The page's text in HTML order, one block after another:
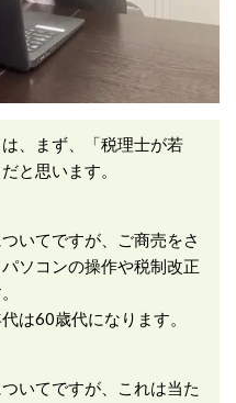
、まず、「税理士が若
と思います。
いてですが、ご商売をさ
ソコンの操作や税制改正
は60歳代になります。
いてですが、これは当た